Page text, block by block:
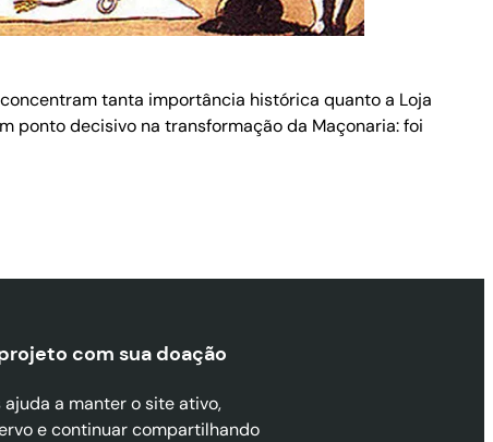
tanta importância histórica quanto a Loja
ponto decisivo na transformação da Maçonaria: foi
com sua doação
a manter o site ativo,
e continuar compartilhando